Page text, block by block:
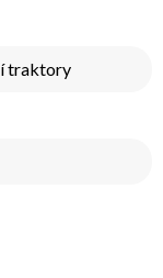
traktory